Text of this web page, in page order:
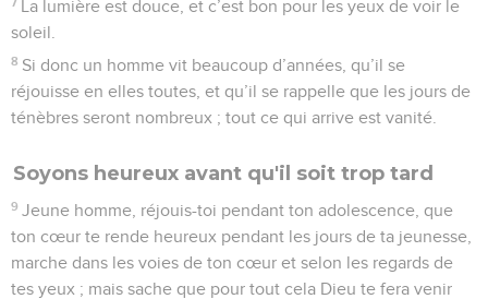
La lumière est douce, et c’est bon pour les yeux de voir le
soleil.
8 Si donc un homme vit beaucoup d’années, qu’il se
réjouisse en elles toutes, et qu’il se rappelle que les jours de
ténèbres seront nombreux ; tout ce qui arrive est vanité.
Soyons heureux avant qu'il soit trop tard
9 Jeune homme, réjouis-toi pendant ton adolescence, que
ton cœur te rende heureux pendant les jours de ta jeunesse,
marche dans les voies de ton cœur et selon les regards de
tes yeux ; mais sache que pour tout cela Dieu te fera venir